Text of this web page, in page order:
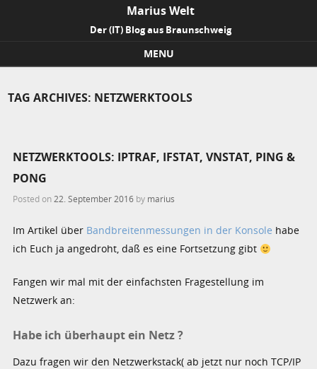
Marius Welt
Der (IT) Blog aus Braunschweig
MENU
TAG ARCHIVES: NETZWERKTOOLS
NETZWERKTOOLS: IPTRAF, IFSTAT, VNSTAT, PING &
PONG
Posted on 22. September 2016 by marius
Im Artikel über Bandbreitenmessungen in der Konsole habe
ich Euch ja angedroht, daß es eine Fortsetzung gibt
Fangen wir mal mit der einfachsten Fragestellung im
Netzwerk an:
Habe ich überhaupt ein Netz ?
Dazu fragen wir den Netzwerkstack( ab jetzt nur noch TCP/IP